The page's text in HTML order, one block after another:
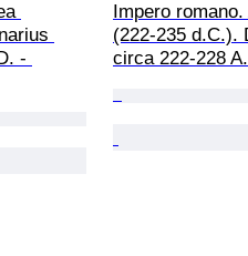
-
Impero
(222-235 d.C.).
circa 222-228